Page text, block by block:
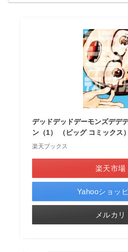
デッドデッドデーモンズデデ
ン（1） （ビッグ コミックス
楽天ブックス
楽天市場
Yahooショッ
メルカリ